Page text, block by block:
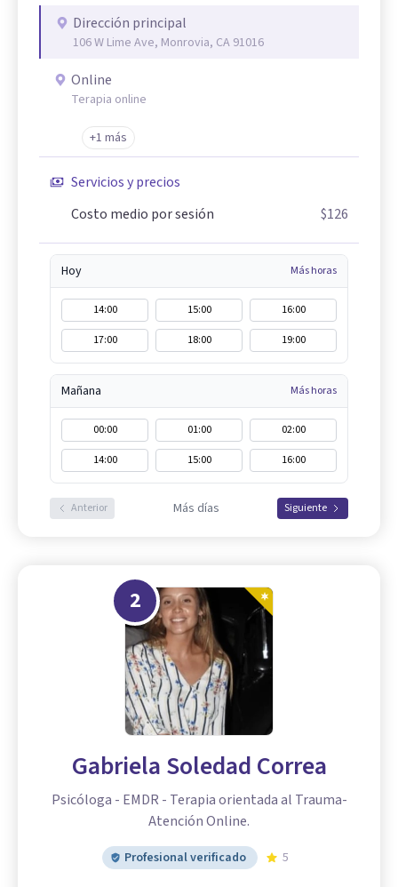
Dirección principal
106 W Lime Ave, Monrovia, CA 91016
Online
Terapia online
+1 más
Servicios y precios
Costo medio por sesión
$126
Hoy Más horas
14:00 15:00
16:00
17:00
18:00 19:00
Mañana Más horas
00:00 01:00
02:00
14:00
15:00 16:00
Anterior Más días Siguiente
2
Gabriela Soledad Correa
Psicóloga - EMDR - Terapia orientada al Trauma-
Atención Online.
Profesional verificado 5